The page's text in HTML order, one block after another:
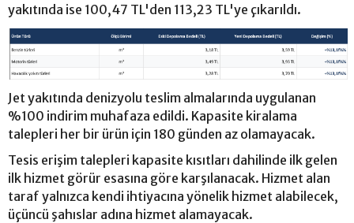
yakıtında ise 100,47 TL'den 113,23 TL'ye çıkarıldı.
Jet yakıtında denizyolu teslim almalarında uygulanan
%100 indirim muhafaza edildi. Kapasite kiralama
talepleri her bir ürün için 180 günden az olamayacak.
Tesis erişim talepleri kapasite kısıtları dahilinde ilk gelen
ilk hizmet görür esasına göre karşılanacak. Hizmet alan
taraf yalnızca kendi ihtiyacına yönelik hizmet alabilecek,
üçüncü şahıslar adına hizmet alamayacak.